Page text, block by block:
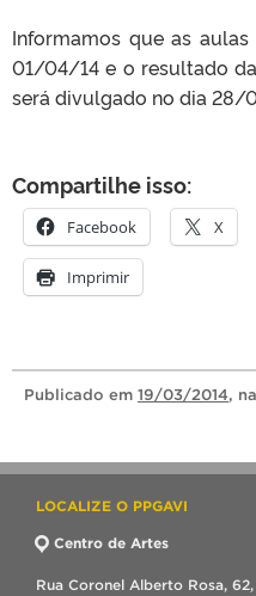
Informamos que as
01/04/14 e o resultado
será divulgado no dia 28/
Compartilhe isso:
Facebook X
Imprimir
Publicado em 19/03/2014,
LOCALIZE O PPGAVI
Centro de Artes
Rua Coronel Alberto Rosa,